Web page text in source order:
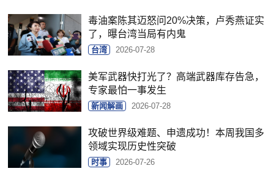
毒油案陈其迈怒问20%决策，卢秀燕证实
了，曝台湾当局有内鬼
台湾 2026-07-28
美军武器快打光了？高端武器库存告急，
专家最怕一事发生
新闻解画 2026-07-28
攻破世界级难题、申遗成功！本周我国多
领域实现历史性突破
时事 2026-07-26